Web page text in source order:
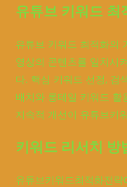
유튜브 키워드 최
유튜브 키워드 최적화의
영상의 콘텐츠를 일치시
다. 핵심 키워드 선정, 검
배치와 롱테일 키워드 활
지속적 개선이 유튜브키
키워드 리서치 방
유튜브키워드최적화전